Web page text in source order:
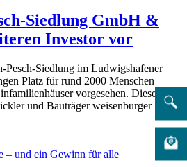
Siedlung GmbH &
Investor vor
Siedlung im Ludwigshafener
Platz für rund 2000 Menschen
vorgesehen. Diese wird
und Bauträger weisenburger